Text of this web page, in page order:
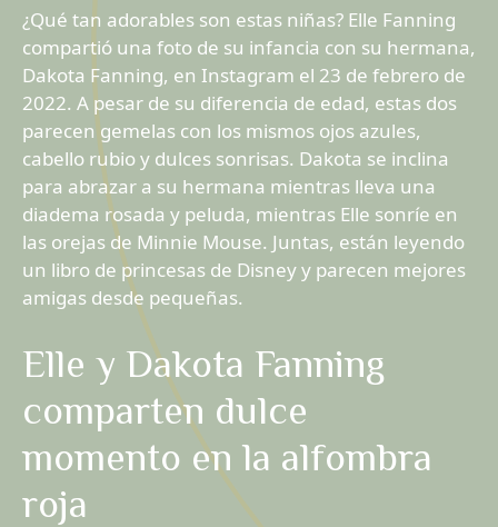
¿Qué tan adorables son estas niñas? Elle Fanning
compartió una foto de su infancia con su hermana,
Dakota Fanning, en Instagram el 23 de febrero de
2022. A pesar de su diferencia de edad, estas dos
parecen gemelas con los mismos ojos azules,
cabello rubio y dulces sonrisas. Dakota se inclina
para abrazar a su hermana mientras lleva una
diadema rosada y peluda, mientras Elle sonríe en
las orejas de Minnie Mouse. Juntas, están leyendo
un libro de princesas de Disney y parecen mejores
amigas desde pequeñas.
Elle y Dakota Fanning
comparten dulce
momento en la alfombra
roja